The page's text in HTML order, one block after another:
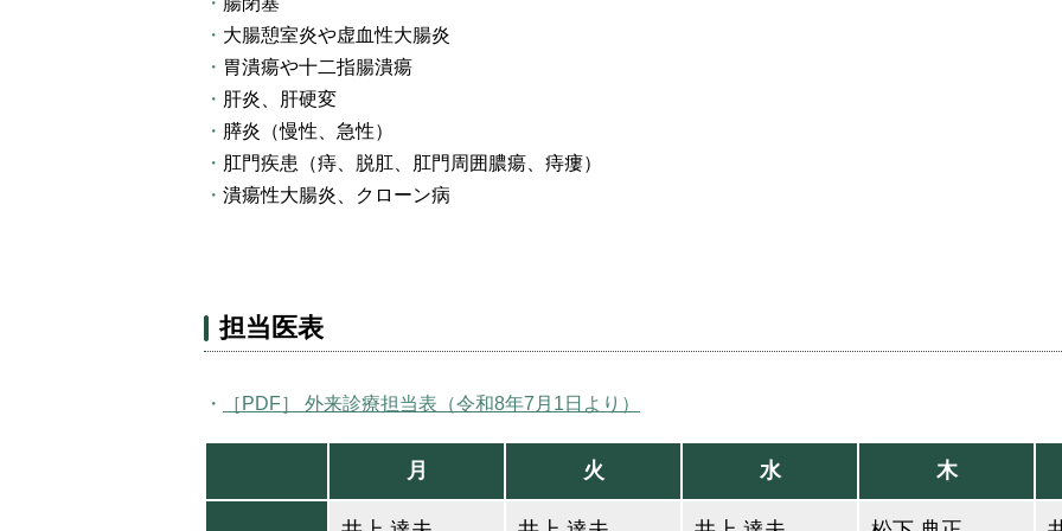
大腸憩室炎や虚血性大腸炎
胃潰瘍や十二指腸潰瘍
肝炎、肝硬変
膵炎（慢性、急性）
肛門疾患（痔、脱肛、肛門周囲膿瘍、痔瘻）
潰瘍性大腸炎、クローン病
担当医表
［PDF］ 外来診療担当表（令和8年7月1日より）
月 火 水 木